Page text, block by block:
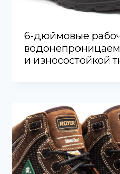
6-дюймовые
и износостойкой